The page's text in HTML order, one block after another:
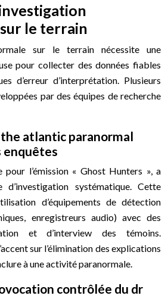
le terrain
sur le terrain nécessite une
pour collecter des données fiables
d’erreur d’interprétation. Plusieurs
par des équipes de recherche
atlantic paranormal
enquêtes
pour l’émission « Ghost Hunters », a
systématique. Cette
d’équipements de détection
enregistreurs audio) avec des
et d’interview des témoins.
sur l’élimination des explications
à une activité paranormale.
contrôlée du dr